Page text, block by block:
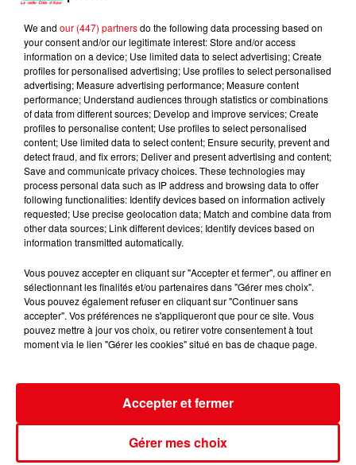
A Nos Souvenirs
STROMAE & POMME
Ma Meilleure
Ennemie
Donne-Moi Une Vie
L'HOROSCOPE
Bélier Taureau Gémeaux
Cancer Lion Vierge
We and our (447) partnersdo the following data processing based on
your consent and/or our legitimate interest: Store and/or access
information on a device; Use limited data to select advertising; Create
profiles for personalised advertising; Use profiles to select personalised
advertising; Measure advertising performance; Measure content
performance; Understand audiences through statistics or combinations
of data from different sources; Develop and improve services; Create
profiles to personalise content; Use profiles to select personalised
content; Use limited data to select content; Ensure security, prevent and
detect fraud, and fix errors; Deliver and present advertising and content;
Save and communicate privacy choices. These technologies may
process personal data such as IP address and browsing data to offer
following functionalities: Identify devices based on information actively
requested; Use precise geolocation data; Match and combine data from
other data sources; Link different devices; Identify devices based on
information transmitted automatically.
Vous pouvez accepter en cliquant sur "Accepter et fermer", ou affiner en
sélectionnant les finalités et/ou partenaires dans "Gérer mes choix".
Vous pouvez également refuser en cliquant sur "Continuer sans
accepter". Vos préférences ne s'appliqueront que pour ce site. Vous
pouvez mettre à jour vos choix, ou retirer votre consentement à tout
moment via le lien "Gérer les cookies" situé en bas de chaque page.
Gérer mes choix
Accepter et fermer